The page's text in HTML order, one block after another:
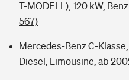
T-MODELL), 120 kW,
567)
Mercedes-Benz C-Klasse,
Diesel, Limousine, ab